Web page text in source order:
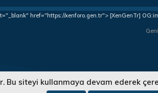
href="https://xenforo.gen.tr"> [XenGenTr]
Bu siteyi kullanmaya devam ederek